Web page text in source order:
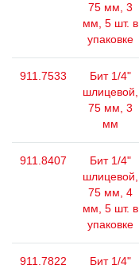
75 мм, 3
мм, 5 шт. в
упаковке
911.7533
Бит 1/4"
шлицевой,
75 мм, 3
мм
911.8407
Бит 1/4"
шлицевой,
75 мм, 4
мм, 5 шт. в
упаковке
911.7822
Бит 1/4"